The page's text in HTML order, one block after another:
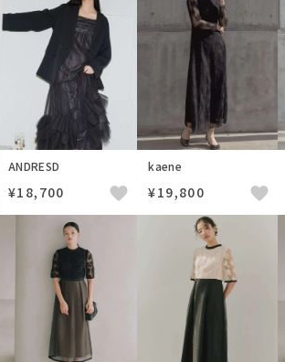
ANDRESD
¥18,700
kaene
¥19,800